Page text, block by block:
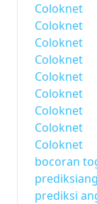
Coloknet
Coloknet
Coloknet
Coloknet
Coloknet
Coloknet
Coloknet
Coloknet
Coloknet
bocoran
prediksi